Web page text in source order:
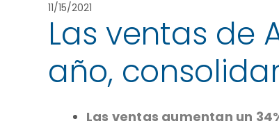
11/15/2021
Las ventas de
año,
Las ventas aumentan un